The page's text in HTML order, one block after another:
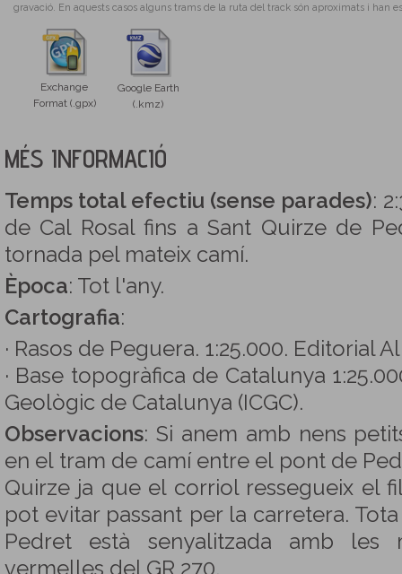
gravació. En aquests casos alguns trams de la ruta del track són aproximats i han
Exchange
Format (.gpx)
Google Earth
(.kmz)
MÉS INFORMACIÓ
Temps total efectiu (sense parades):
de Cal Rosal fins a Sant Quirze de
tornada pel mateix camí.
Època: Tot l'any.
Cartografia:
· Rasos de Peguera. 1:25.000. Editorial
· Base topogràfica de Catalunya
Geològic de Catalunya (ICGC).
Observacions: Si anem amb nens
en el tram de camí entre el pont de
Quirze ja que el corriol ressegueix el
pot evitar passant per la carretera.
Pedret està senyalitzada amb les
vermelles del GR 270.